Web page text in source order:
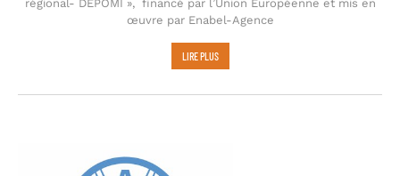
régional- DEPOMI », financé par l’Union Européenne et mis en
œuvre par Enabel-Agence
LIRE PLUS